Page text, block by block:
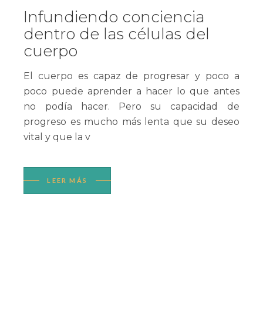
Infundiendo conciencia
dentro de las células del
cuerpo
El cuerpo es capaz de progresar y poco a
poco puede aprender a hacer lo que antes
no podía hacer. Pero su capacidad de
progreso es mucho más lenta que su deseo
vital y que la v
LEER MÁS